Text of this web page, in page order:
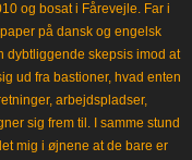
og bosat i Fårevejle. Far i
på dansk og engelsk
dybtliggende skepsis imod at
ud fra bastioner, hvad enten
arbejdspladser,
sig frem til. I samme stund
mig i øjnene at de bare er